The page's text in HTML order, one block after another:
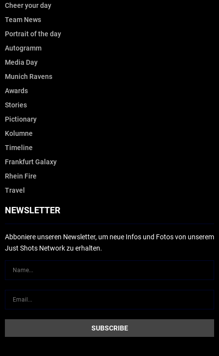
Cheer your day
Team News
Portrait of the day
Autogramm
Media Day
Munich Ravens
Awards
Stories
Pictionary
Kolumne
Timeline
Frankfurt Galaxy
Rhein Fire
Travel
NEWSLETTER
Abboniere unseren Newsletter, um neue Infos und Fotos von unserem
Just Shots Network zu erhalten.